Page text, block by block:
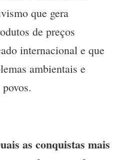
que gera
de preços
internacional e que
ambientais e
as conquistas mais